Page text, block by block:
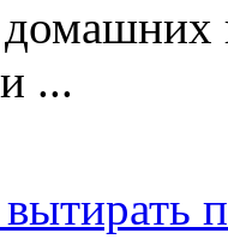
...